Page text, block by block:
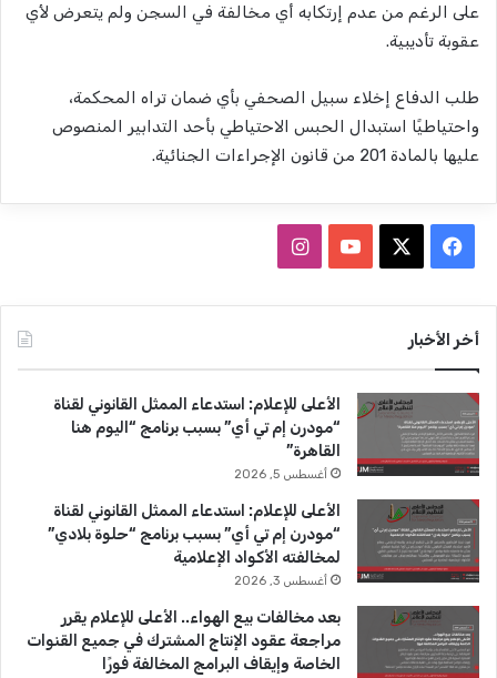
على الرغم من عدم إرتكابه أي مخالفة في السجن ولم يتعرض لأي
عقوبة تأديبية.
طلب الدفاع إخلاء سبيل الصحفي بأي ضمان تراه المحكمة،
واحتياطيًا استبدال الحبس الاحتياطي بأحد التدابير المنصوص
عليها بالمادة 201 من قانون الإجراءات الجنائية.
س
و
ك
T
u
b
e
ق
ا
م
أخر الأخبار
الأعلى للإعلام: استدعاء الممثل القانوني لقناة
“مودرن إم تي أي” بسبب برنامج “اليوم هنا
القاهرة”
أغسطس 5, 2026
الأعلى للإعلام: استدعاء الممثل القانوني لقناة
“مودرن إم تي أي” بسبب برنامج “حلوة بلادي”
لمخالفته الأكواد الإعلامية
أغسطس 3, 2026
بعد مخالفات بيع الهواء.. الأعلى للإعلام يقرر
مراجعة عقود الإنتاج المشترك في جميع القنوات
الخاصة وإيقاف البرامج المخالفة فورًا